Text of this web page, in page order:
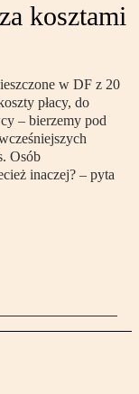
kosztami
w DF z 20
płacy, do
– bierzemy pod
Osób
inaczej? – pyta